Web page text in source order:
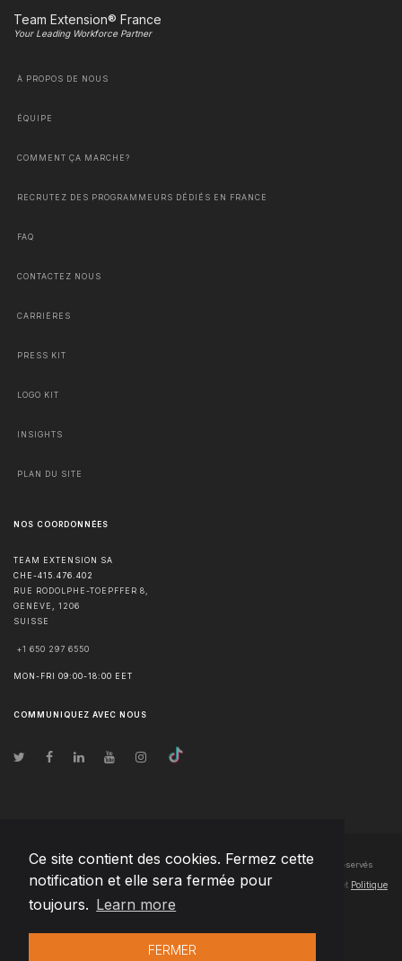
Ce site contient des cookies. Fermez cette
notification et elle sera fermée pour
toujours. Learn more
FERMER
Team Extension® France
Your Leading Workforce Partner
À PROPOS DE NOUS
ÉQUIPE
COMMENT ÇA MARCHE?
RECRUTEZ DES PROGRAMMEURS DÉDIÉS EN FRANCE
FAQ
CONTACTEZ NOUS
CARRIÈRES
PRESS KIT
LOGO KIT
INSIGHTS
PLAN DU SITE
NOS COORDONNÉES
TEAM EXTENSION SA
CHE-415.476.402
RUE RODOLPHE-TOEPFFER 8,
GENÈVE
1206
SUISSE
+1 650 297 6550
MON-FRI 09:00-18:00 EET
COMMUNIQUEZ AVEC NOUS
© Droits d'auteur2026 Team Extension SA France- Tous les droits sont réservés
Changelog● En utilisant ce site, vous acceptez nos Conditions d'utilisation et Politique
de confidentialité